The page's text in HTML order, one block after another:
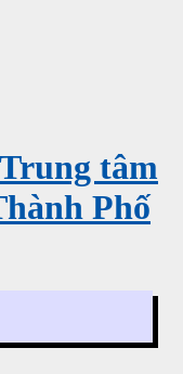
tâm
Phố